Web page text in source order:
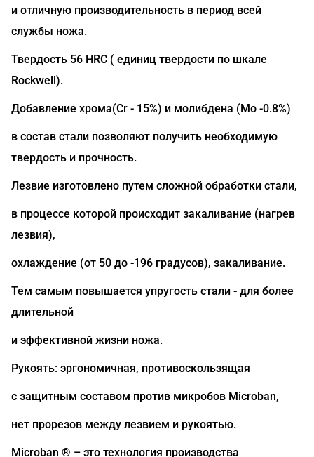
и отличную производительность в период всей
службы ножа.
Твердость 56 HRC ( единиц твердости по шкале
Rockwell).
Добавление хрома(Сr - 15%) и молибдена (Mo -0.8%)
в состав стали позволяют получить необходимую
твердость и прочность.
Лезвие изготовлено путем сложной обработки стали,
в процессе которой происходит закаливание (нагрев
лезвия),
охлаждение (от 50 до -196 градусов), закаливание.
Тем самым повышается упругость стали - для более
длительной
и эффективной жизни ножа.
Рукоять: эргономичная, противоскользящая
с защитным составом против микробов Microban,
нет прорезов между лезвием и рукоятью.
Microban ® – это технология производства